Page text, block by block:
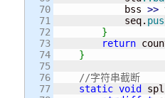
70
71
72
73
74
75
76
77
            bss
>>
            seq.
}
return
}
//字符串截断
static void